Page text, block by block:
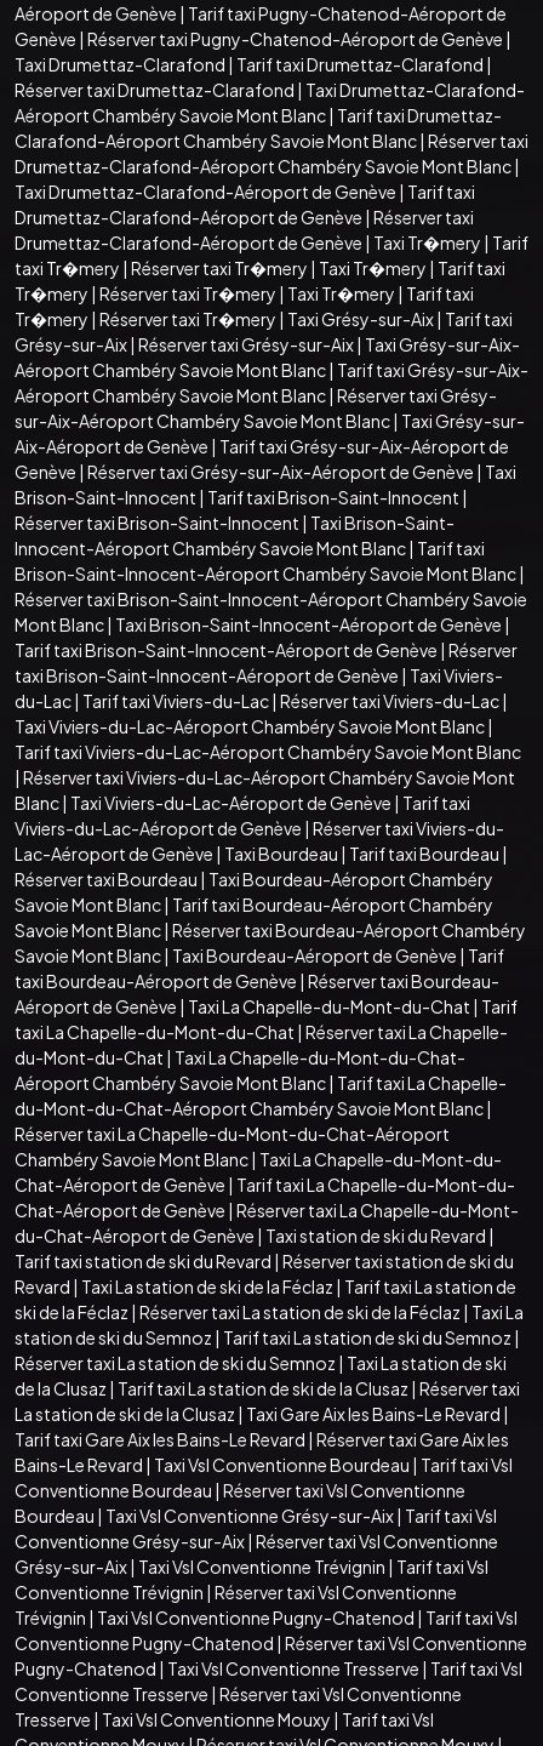
Aéroport de Genève | Tarif taxi Pugny-Chatenod-Aéroport de
Genève | Réserver taxi Pugny-Chatenod-Aéroport de Genève |
Taxi Drumettaz-Clarafond | Tarif taxi Drumettaz-Clarafond |
Réserver taxi Drumettaz-Clarafond | Taxi Drumettaz-Clarafond-
Aéroport Chambéry Savoie Mont Blanc| Tarif taxi Drumettaz-
Clarafond-Aéroport Chambéry Savoie Mont Blanc| Réserver taxi
Drumettaz-Clarafond-Aéroport Chambéry Savoie Mont Blanc|
Taxi Drumettaz-Clarafond-Aéroport de Genève | Tarif taxi
Drumettaz-Clarafond-Aéroport de Genève | Réserver taxi
Drumettaz-Clarafond-Aéroport de Genève | Taxi Tr�mery | Tarif
taxi Tr�mery | Réserver taxi Tr�mery | Taxi Tr�mery | Tarif taxi
Tr�mery | Réserver taxi Tr�mery | Taxi Tr�mery | Tarif taxi
Tr�mery | Réserver taxi Tr�mery | Taxi Grésy-sur-Aix| Tarif taxi
Grésy-sur-Aix| Réserver taxi Grésy-sur-Aix| Taxi Grésy-sur-Aix-
Aéroport Chambéry Savoie Mont Blanc| Tarif taxi Grésy-sur-Aix-
Aéroport Chambéry Savoie Mont Blanc| Réserver taxi Grésy-
sur-Aix-Aéroport Chambéry Savoie Mont Blanc| Taxi Grésy-sur-
Aix-Aéroport de Genève | Tarif taxi Grésy-sur-Aix-Aéroport de
Genève | Réserver taxi Grésy-sur-Aix-Aéroport de Genève | Taxi
Brison-Saint-Innocent | Tarif taxi Brison-Saint-Innocent |
Réserver taxi Brison-Saint-Innocent | Taxi Brison-Saint-
Innocent-Aéroport Chambéry Savoie Mont Blanc| Tarif taxi
Brison-Saint-Innocent-Aéroport Chambéry Savoie Mont Blanc|
Réserver taxi Brison-Saint-Innocent-Aéroport Chambéry Savoie
Mont Blanc| Taxi Brison-Saint-Innocent-Aéroport de Genève |
Tarif taxi Brison-Saint-Innocent-Aéroport de Genève | Réserver
taxi Brison-Saint-Innocent-Aéroport de Genève | Taxi Viviers-
du-Lac| Tarif taxi Viviers-du-Lac| Réserver taxi Viviers-du-Lac|
Taxi Viviers-du-Lac-Aéroport Chambéry Savoie Mont Blanc|
Tarif taxi Viviers-du-Lac-Aéroport Chambéry Savoie Mont Blanc
| Réserver taxi Viviers-du-Lac-Aéroport Chambéry Savoie Mont
Blanc| Taxi Viviers-du-Lac-Aéroport de Genève | Tarif taxi
Viviers-du-Lac-Aéroport de Genève | Réserver taxi Viviers-du-
Lac-Aéroport de Genève | Taxi Bourdeau | Tarif taxi Bourdeau |
Réserver taxi Bourdeau | Taxi Bourdeau-Aéroport Chambéry
Savoie Mont Blanc| Tarif taxi Bourdeau-Aéroport Chambéry
Savoie Mont Blanc| Réserver taxi Bourdeau-Aéroport Chambéry
Savoie Mont Blanc| Taxi Bourdeau-Aéroport de Genève | Tarif
taxi Bourdeau-Aéroport de Genève | Réserver taxi Bourdeau-
Aéroport de Genève | Taxi La Chapelle-du-Mont-du-Chat | Tarif
taxi La Chapelle-du-Mont-du-Chat | Réserver taxi La Chapelle-
du-Mont-du-Chat | Taxi La Chapelle-du-Mont-du-Chat-
Aéroport Chambéry Savoie Mont Blanc| Tarif taxi La Chapelle-
du-Mont-du-Chat-Aéroport Chambéry Savoie Mont Blanc|
Réserver taxi La Chapelle-du-Mont-du-Chat-Aéroport
Chambéry Savoie Mont Blanc| Taxi La Chapelle-du-Mont-du-
Chat-Aéroport de Genève | Tarif taxi La Chapelle-du-Mont-du-
Chat-Aéroport de Genève | Réserver taxi La Chapelle-du-Mont-
du-Chat-Aéroport de Genève | Taxi station de ski du Revard |
Tarif taxi station de ski du Revard | Réserver taxi station de ski du
Revard | Taxi La station de ski de la Féclaz | Tarif taxi La station de
ski de la Féclaz | Réserver taxi La station de ski de la Féclaz | Taxi La
station de ski du Semnoz | Tarif taxi La station de ski du Semnoz |
Réserver taxi La station de ski du Semnoz | Taxi La station de ski
de la Clusaz | Tarif taxi La station de ski de la Clusaz | Réserver taxi
La station de ski de la Clusaz | Taxi Gare Aix les Bains-Le Revard |
Tarif taxi Gare Aix les Bains-Le Revard | Réserver taxi Gare Aix les
Bains-Le Revard | Taxi Vsl Conventionne Bourdeau | Tarif taxi Vsl
Conventionne Bourdeau | Réserver taxi Vsl Conventionne
Bourdeau | Taxi Vsl Conventionne Grésy-sur-Aix| Tarif taxi Vsl
Conventionne Grésy-sur-Aix| Réserver taxi Vsl Conventionne
Grésy-sur-Aix| Taxi Vsl Conventionne Trévignin | Tarif taxi Vsl
Conventionne Trévignin | Réserver taxi Vsl Conventionne
Trévignin | Taxi Vsl Conventionne Pugny-Chatenod | Tarif taxi Vsl
Conventionne Pugny-Chatenod | Réserver taxi Vsl Conventionne
Pugny-Chatenod | Taxi Vsl Conventionne Tresserve | Tarif taxi Vsl
Conventionne Tresserve | Réserver taxi Vsl Conventionne
Tresserve | Taxi Vsl Conventionne Mouxy | Tarif taxi Vsl